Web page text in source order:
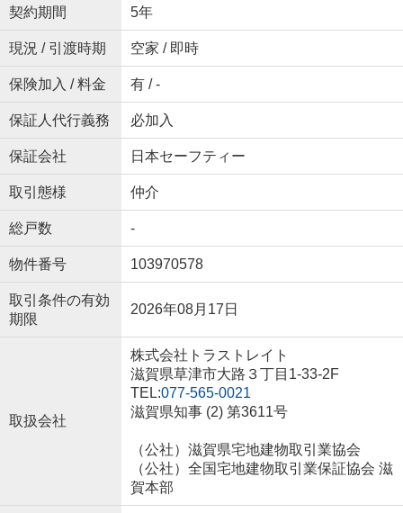
契約期間 5年
現況 / 引渡時期 空家 / 即時
保険加入 / 料金 有 / -
保証人代行義務 必加入
保証会社 日本セーフティー
取引態様 仲介
総戸数 -
物件番号 103970578
取引条件の有効
期限
2026年08月17日
取扱会社
株式会社トラストレイト
滋賀県草津市大路３丁目1-33-2F
TEL:077-565-0021
滋賀県知事 (2) 第3611号
（公社）滋賀県宅地建物取引業協会
（公社）全国宅地建物取引業保証協会 滋
賀本部